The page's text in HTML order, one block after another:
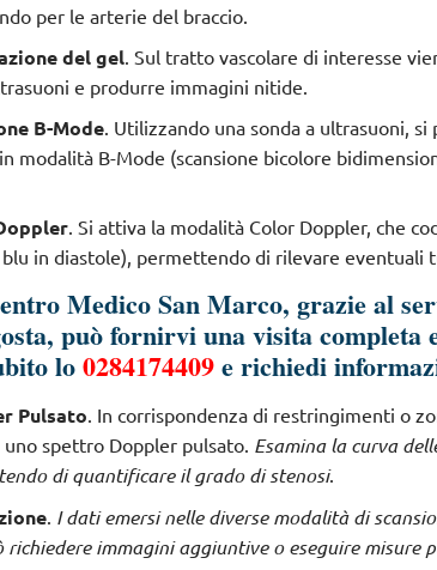
per le arterie del braccio.
del gel . Sul tratto vascolare di interesse
e produrre immagini nitide.
B-Mode . Utilizzando una sonda a ultrasuoni,
modalità B-Mode (scansione bicolore
. Si attiva la modalità Color Doppler, che
in diastole), permettendo di rilevare eventuali
Medico San Marco, grazie al
può fornirvi una visita
lo0284174409e richiedi
Pulsato . In corrispondenza di restringimenti o
uno spettro Doppler pulsato. Esamina la curva
di quantificare il grado di stenosi.
I dati emersi nelle diverse modalità di
richiedere immagini aggiuntive o eseguire misure